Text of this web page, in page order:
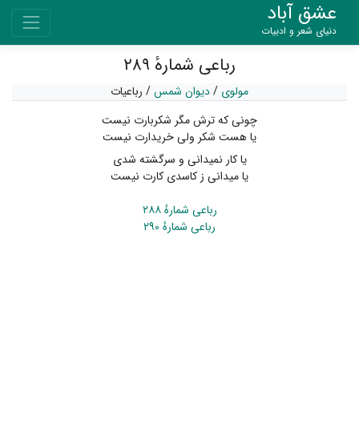
عشق آباد
دنیای شعر و ادبیات
رباعی شمارهٔ ۲۸۹
مولوی /دیوان شمس/ رباعیات
چونی که ترش مگر شکربارت نیست
یا هست شکر ولی خریدارت نیست
یا کار نمیدانی و سرگشته شدی
یا میدانی ز کاسدی کارت نیست
رباعی شمارهٔ ۲۸۸
رباعی شمارهٔ ۲۹۰